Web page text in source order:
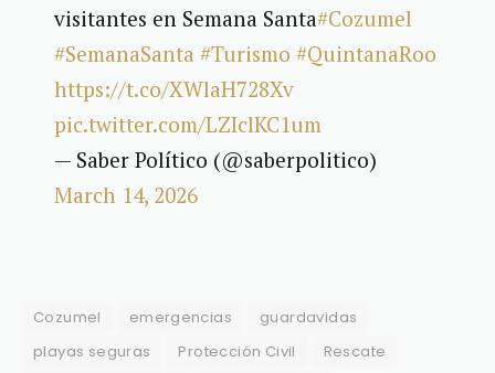
visitantes en Semana Santa#Cozumel
#SemanaSanta #Turismo #QuintanaRoo
https://t.co/XWlaH728Xv
pic.twitter.com/LZIclKC1um
— Saber Político (@saberpolitico)
March 14, 2026
Cozumel emergencias
guardavidas
playas seguras
Protección Civil
Rescate